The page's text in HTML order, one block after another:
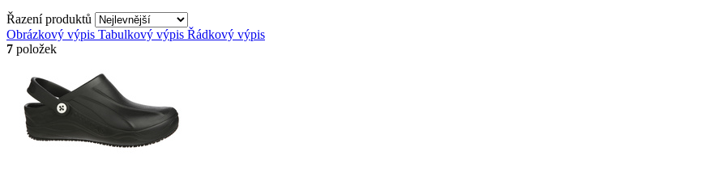
Řazení produktů
Obrázkový výpis Tabulkový výpis Řádkový výpis
7 položek